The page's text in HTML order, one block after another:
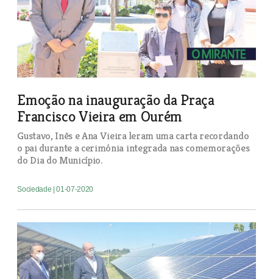
Emoção na inauguração da Praça
Francisco Vieira em Ourém
Gustavo, Inês e Ana Vieira leram uma carta recordando
o pai durante a cerimónia integrada nas comemorações
do Dia do Município.
Sociedade | 01-07-2020